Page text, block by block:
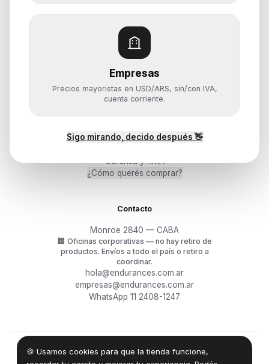
Empresas
Precios mayoristas en USD/ARS, sin/con IVA,
cuenta corriente.
Sigo mirando, decido después 👋
🍪 Usamos cookies para que la tienda funcione,
Notebooks
Servidores y NAS
Componentes
Monitores y Pantallas
Ayuda
Mis pedidos
Garantía y RMA
¿Cómo querés comprar?
Contacto
Monroe 2840 — CABA
🏢 Oficinas corporativas — no hay retiro de
productos. Envíos a todo el país o retiro a
coordinar.
hola@endurances.com.ar
empresas@endurances.com.ar
WhatsApp 11 2408-1247
© 2026Endurances Technology SA · CUIT 30-71861942-0